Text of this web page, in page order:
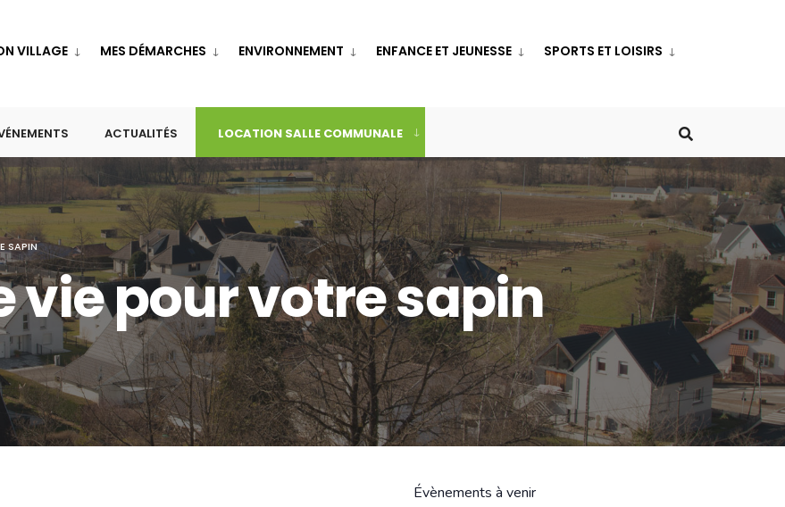
VILLAGE MES DÉMARCHES ENVIRONNEMENT ENFANCE ET JEUNESSE SPORTS ET LOISIRS
ACTUALITÉS LOCATION SALLE COMMUNALE
SAPIN
vie pour votre sapin
Évènements à venir